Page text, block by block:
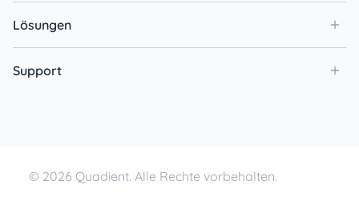
Lösungen
Support
© 2026 Quadient. Alle Rechte vorbehalten.